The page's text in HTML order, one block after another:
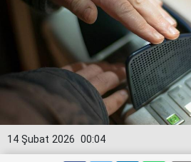
00:04
14 Şubat 2026